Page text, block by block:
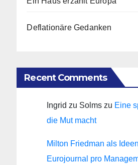
Deflationäre Gedanken
Recent Comments
Ingrid zu Solms zu Eine
die Mut macht
Milton Friedman als
Eurojournal pro